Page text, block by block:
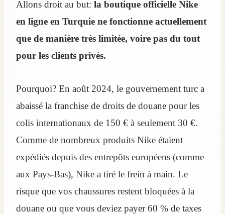
Allons droit au but: la boutique officielle Nike
en ligne en Turquie ne fonctionne actuellement
que de manière très limitée, voire pas du tout
pour les clients privés.
Pourquoi? En août 2024, le gouvernement turc a
abaissé la franchise de droits de douane pour les
colis internationaux de 150 € à seulement 30 €.
Comme de nombreux produits Nike étaient
expédiés depuis des entrepôts européens (comme
aux Pays-Bas), Nike a tiré le frein à main. Le
risque que vos chaussures restent bloquées à la
douane ou que vous deviez payer 60 % de taxes